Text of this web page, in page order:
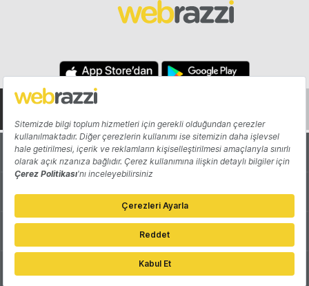
Hakkında Yazarlar
Katkıda Bulun Reklam